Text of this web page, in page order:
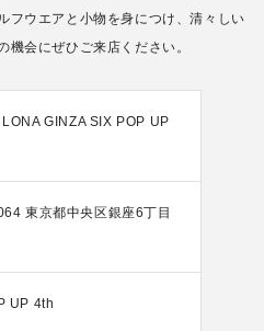
フウエアと小物を身につけ、清々しい
会にぜひご来店ください。
GINZA SIX POP UP
東京都中央区銀座6丁目
UP 4th